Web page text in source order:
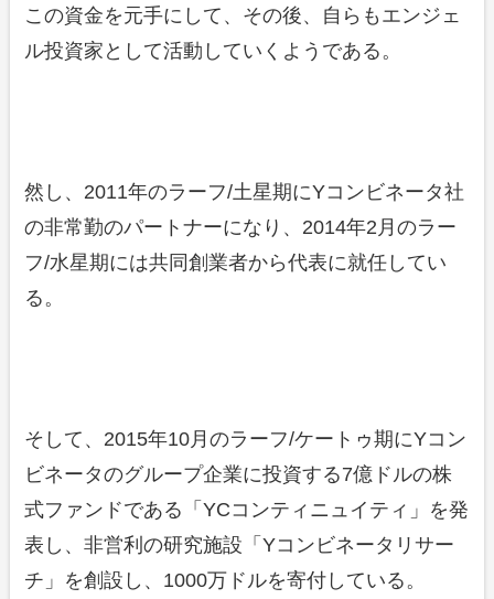
この資金を元手にして、その後、自らもエンジェ
ル投資家として活動していくようである。
然し、2011年のラーフ/土星期にYコンビネータ社
の非常勤のパートナーになり、2014年2月のラー
フ/水星期には共同創業者から代表に就任してい
る。
そして、2015年10月のラーフ/ケートゥ期にYコン
ビネータのグループ企業に投資する7億ドルの株
式ファンドである「YCコンティニュイティ」を発
表し、非営利の研究施設「Yコンビネータリサー
チ」を創設し、1000万ドルを寄付している。